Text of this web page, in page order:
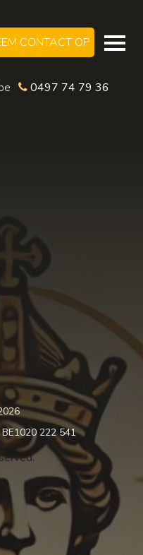
CONTACT OP
0497 74 79 36
222 541